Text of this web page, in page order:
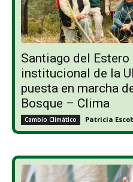
Santiago del
institucional de la
puesta en marcha
Bosque – Clima
Cambio Climático Patricia